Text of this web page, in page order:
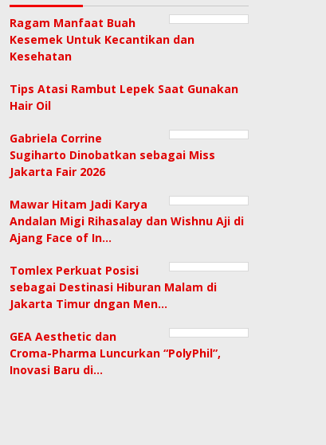
Ragam Manfaat Buah
Kesemek Untuk Kecantikan dan
Kesehatan
Tips Atasi Rambut Lepek Saat Gunakan
Hair Oil
Gabriela Corrine
Sugiharto Dinobatkan sebagai Miss
Jakarta Fair 2026
Mawar Hitam Jadi Karya
Andalan Migi Rihasalay dan Wishnu Aji di
Ajang Face of In…
Tomlex Perkuat Posisi
sebagai Destinasi Hiburan Malam di
Jakarta Timur dngan Men…
GEA Aesthetic dan
Croma-Pharma Luncurkan “PolyPhil”,
Inovasi Baru di…